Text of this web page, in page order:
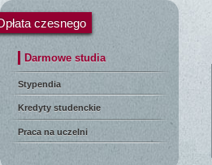
czesnego
Darmowe studia
Stypendia
Kredyty studenckie
Praca na uczelni